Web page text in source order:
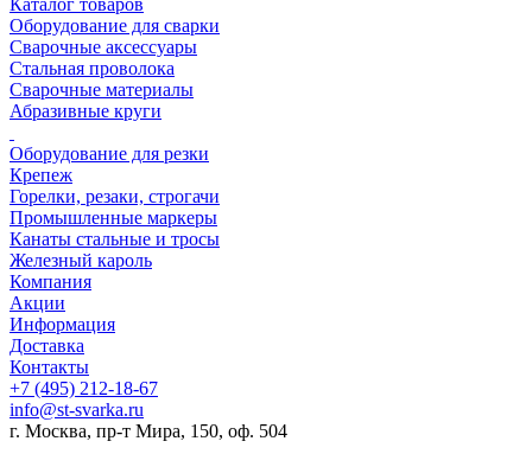
Каталог товаров
Оборудование для сварки
Сварочные аксессуары
Стальная проволока
Сварочные материалы
Абразивные круги
Оборудование для резки
Крепеж
Горелки, резаки, строгачи
Промышленные маркеры
Канаты стальные и тросы
Железный кароль
Компания
Акции
Информация
Доставка
Контакты
+7 (495) 212-18-67
info@st-svarka.ru
г. Москва, пр-т Мира, 150, оф. 504